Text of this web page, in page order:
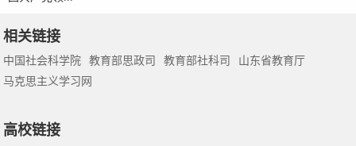
相关链接
中国社会科学院 教育部思政司 教育部社科司
山东省教育厅
马克思主义学习网
高校链接